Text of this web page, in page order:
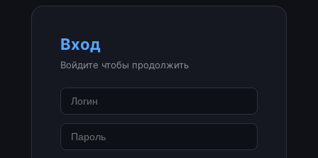
Вход
Войдите чтобы продолжить